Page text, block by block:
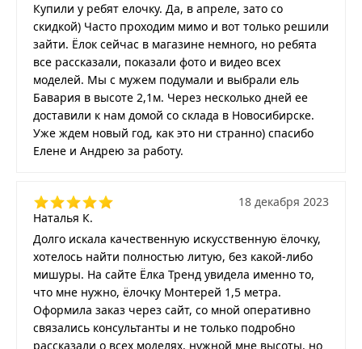
Купили у ребят елочку. Да, в апреле, зато со
скидкой) Часто проходим мимо и вот только решили
зайти. Ёлок сейчас в магазине немного, но ребята
все рассказали, показали фото и видео всех
моделей. Мы с мужем подумали и выбрали ель
Бавария в высоте 2,1м. Через несколько дней ее
доставили к нам домой со склада в Новосибирске.
Уже ждем новый год, как это ни странно) спасибо
Елене и Андрею за работу.
Наталья К.
18 декабря 2023
Долго искала качественную искусственную ёлочку,
хотелось найти полностью литую, без какой-либо
мишуры. На сайте Ёлка Тренд увидела именно то,
что мне нужно, ёлочку Монтерей 1,5 метра.
Оформила заказ через сайт, со мной оперативно
связались консультанты и не только подробно
рассказали о всех моделях, нужной мне высоты, но